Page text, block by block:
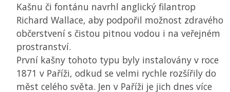
Kašnu či fontánu navrhl anglický filantrop
Richard Wallace, aby podpořil možnost zdravého
občerstvení s čistou pitnou vodou i na veřejném
prostranství.
První kašny tohoto typu byly instalovány v roce
1871 v Paříži, odkud se velmi rychle rozšířily do
měst celého světa. Jen v Paříži je jich dnes více